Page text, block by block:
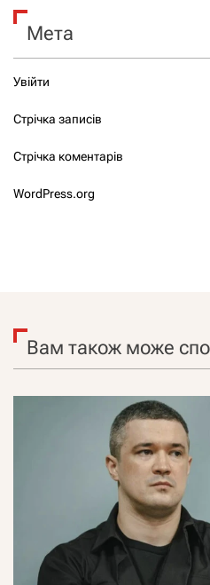
Мета
Увійти
Стрічка записів
Стрічка коментарів
WordPress.org
Вам також може